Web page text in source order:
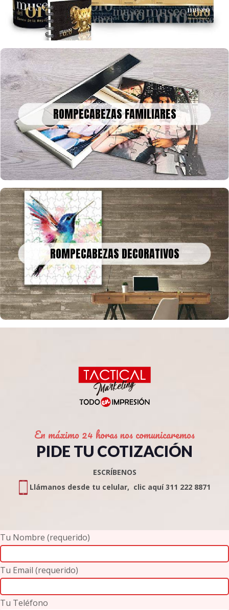
ROMPECABEZAS FAMILIARES
ROMPECABEZAS FAMILIARES
Un bonito recuerdo para decorar o enmarcar en la historia, tus
fotos o collage en rompecabezas, para celebrar una fecha
especial
ROMPECABEZAS DECORATIVOS
ROMPECABEZAS DECORATIVOS
Podemos convertir obras de arte, fotografías o recuerdos
familiares en un rompecabezas gigante para decorar tu casa u
oficina
En máximo 24 horas nos comunicaremos
PIDE TU COTIZACIÓN
ESCRÍBENOS
Llámanos desde tu celular, clic aquí 311 222 8871
Tu Nombre (requerido)
Tu Email (requerido)
Tu Teléfono